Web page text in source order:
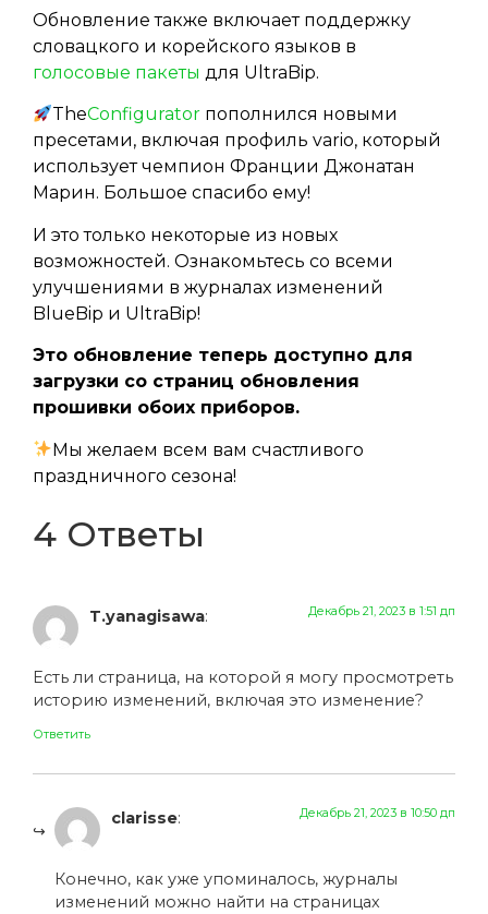
Обновление также включает поддержку
словацкого и корейского языков в
голосовые пакеты для UltraBip.
TheConfigurator пополнился новыми
пресетами, включая профиль vario, который
использует чемпион Франции Джонатан
Марин. Большое спасибо ему!
И это только некоторые из новых
возможностей. Ознакомьтесь со всеми
улучшениями в журналах изменений
BlueBip и UltraBip!
Это обновление теперь доступно для
загрузки со страниц обновления
прошивки обоих приборов.
Мы желаем всем вам счастливого
праздничного сезона!
4 Ответы
T.yanagisawa: Декабрь 21, 2023 в 1:51 дп
Есть ли страница, на которой я могу просмотреть
историю изменений, включая это изменение?
Ответить
clarisse: Декабрь 21, 2023 в 10:50 дп
Конечно, как уже упоминалось, журналы
изменений можно найти на страницах